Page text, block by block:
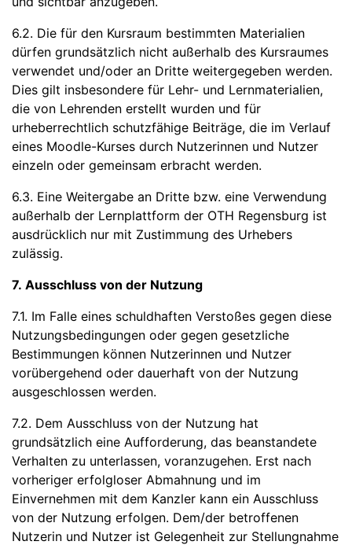
6.2. Die für den Kursraum bestimmten Materialien
dürfen grundsätzlich nicht außerhalb des Kursraumes
verwendet und/oder an Dritte weitergegeben werden.
Dies gilt insbesondere für Lehr- und Lernmaterialien,
die von Lehrenden erstellt wurden und für
urheberrechtlich schutzfähige Beiträge, die im Verlauf
eines Moodle-Kurses durch Nutzerinnen und Nutzer
einzeln oder gemeinsam erbracht werden.
6.3. Eine Weitergabe an Dritte bzw. eine Verwendung
außerhalb der Lernplattform der OTH Regensburg ist
ausdrücklich nur mit Zustimmung des Urhebers
zulässig.
7. Ausschluss von der Nutzung
7.1. Im Falle eines schuldhaften Verstoßes gegen diese
Nutzungsbedingungen oder gegen gesetzliche
Bestimmungen können Nutzerinnen und Nutzer
vorübergehend oder dauerhaft von der Nutzung
ausgeschlossen werden.
7.2. Dem Ausschluss von der Nutzung hat
grundsätzlich eine Aufforderung, das beanstandete
Verhalten zu unterlassen, voranzugehen. Erst nach
vorheriger erfolgloser Abmahnung und im
Einvernehmen mit dem Kanzler kann ein Ausschluss
von der Nutzung erfolgen. Dem/der betroffenen
Nutzerin und Nutzer ist Gelegenheit zur Stellungnahme